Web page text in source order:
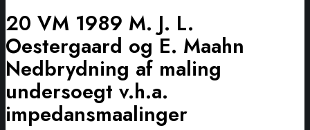
20 VM 1989 M. J. L.
Oestergaard og E. Maahn
Nedbrydning af maling
undersoegt v.h.a.
impedansmaalinger